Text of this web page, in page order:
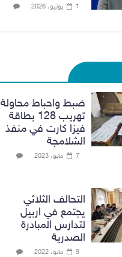
1 يونيو، 2026
ضبط واحباط محاولة
تهريب 128 بطاقة
فيزا كارت في منفذ
الشلامجة
7 مايو، 2023
التحالف الثلاثي
يجتمع في اربيل
لتدارس المبادرة
الصدرية
9 مايو، 2022